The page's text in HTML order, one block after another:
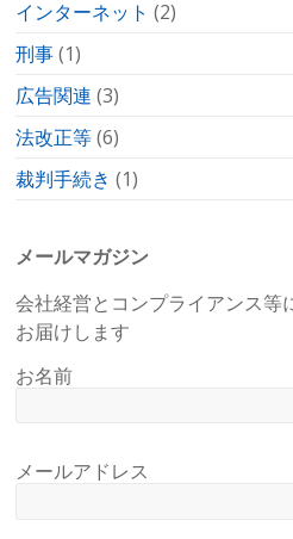
インターネット (2)
刑事(1)
広告関連 (3)
法改正等(6)
裁判手続き (1)
メールマガジン
会社経営とコンプライアンス等
お届けします
お名前
メールアドレス